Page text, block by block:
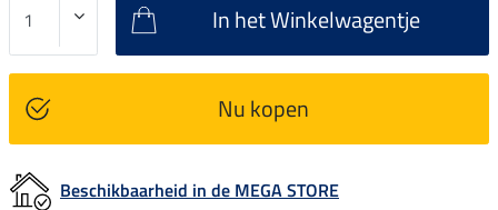
In het Winkelwagentje
Nu kopen
Beschikbaarheid in de MEGA STORE